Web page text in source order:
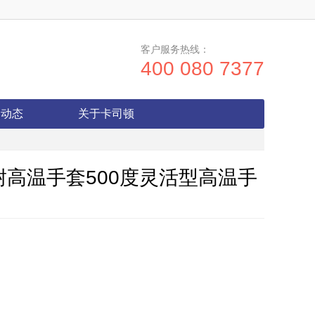
客户服务热线：
400 080 7377
态 关于卡司顿
温手套500度灵活型高温手